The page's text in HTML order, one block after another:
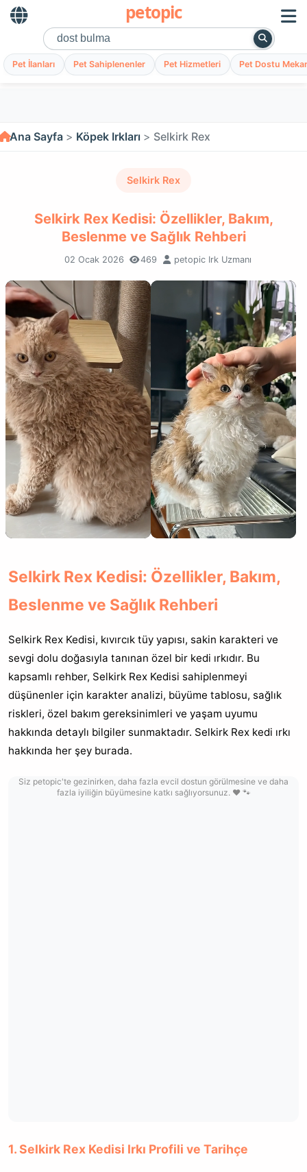
petopic
Pet İlanları Pet Sahiplenenler Pet Hizmetleri Pet Dostu
Ana Sayfa Köpek Irkları Selkirk Rex
Selkirk Rex
Selkirk Rex Kedisi: Özellikler, Bakım,
Beslenme ve Sağlık Rehberi
02 Ocak 2026 469 petopic Irk Uzmanı
Selkirk Rex Kedisi: Özellikler, Bakım,
Beslenme ve Sağlık Rehberi
Selkirk Rex Kedisi, kıvırcık tüy yapısı, sakin karakteri ve
sevgi dolu doğasıyla tanınan özel bir kedi ırkıdır. Bu
kapsamlı rehber, Selkirk Rex Kedisi sahiplenmeyi
düşünenler için karakter analizi, büyüme tablosu, sağlık
riskleri, özel bakım gereksinimleri ve yaşam uyumu
hakkında detaylı bilgiler sunmaktadır. Selkirk Rex kedi ırkı
hakkında her şey burada.
Siz petopic'te gezinirken, daha fazla evcil dostun görülmesine ve daha
fazla iyiliğin büyümesine katkı sağlıyorsunuz. ❤️ 🐾
1. Selkirk Rex Kedisi Irkı Profili ve Tarihçe